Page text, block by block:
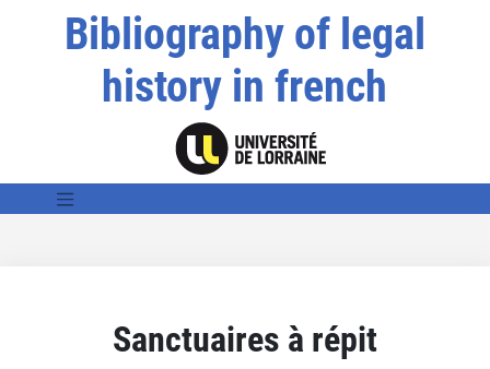
Bibliography of legal
history in french
Sanctuaires à répit